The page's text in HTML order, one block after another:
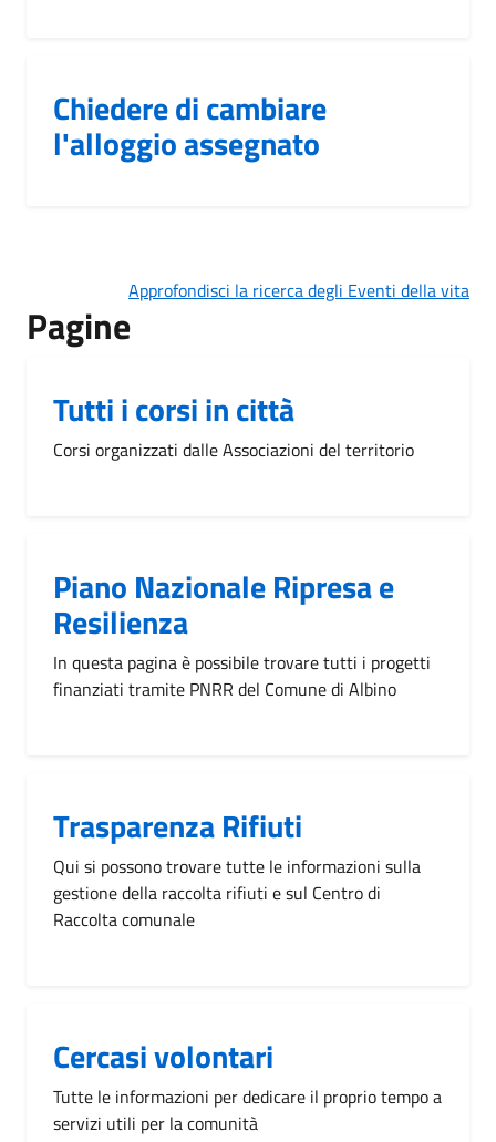
Chiedere di cambiare
l'alloggio assegnato
Approfondisci la ricerca degli Eventi della vita
Pagine
Tutti i corsi in città
Corsi organizzati dalle Associazioni del territorio
Piano Nazionale Ripresa e
Resilienza
In questa pagina è possibile trovare tutti i progetti
finanziati tramite PNRR del Comune di Albino
Trasparenza Rifiuti
Qui si possono trovare tutte le informazioni sulla
gestione della raccolta rifiuti e sul Centro di
Raccolta comunale
Cercasi volontari
Tutte le informazioni per dedicare il proprio tempo a
servizi utili per la comunità